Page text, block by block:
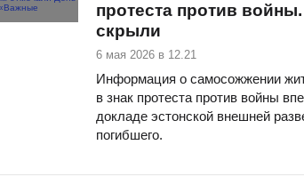
протеста против
скрыли
6 мая 2026 в 12.21
Информация о самосожжении
в знак протеста против войны
докладе эстонской внешней
погибшего.